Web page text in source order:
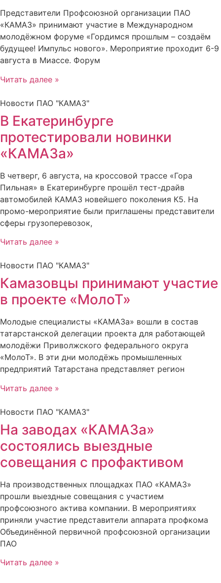
Представители Профсоюзной организации ПАО
«КАМАЗ» принимают участие в Международном
молодёжном форуме «Гордимся прошлым – создаём
будущее! Импульс нового». Мероприятие проходит 6-9
августа в Миассе. Форум
Читать далее »
Новости ПАО "КАМАЗ"
В Екатеринбурге
протестировали новинки
«КАМАЗа»
В четверг, 6 августа, на кроссовой трассе «Гора
Пильная» в Екатеринбурге прошёл тест-драйв
автомобилей КАМАЗ новейшего поколения К5. На
промо-мероприятие были приглашены представители
сферы грузоперевозок,
Читать далее »
Новости ПАО "КАМАЗ"
Камазовцы принимают участие
в проекте «МолоТ»
Молодые специалисты «КАМАЗа» вошли в состав
татарстанской делегации проекта для работающей
молодёжи Приволжского федерального округа
«МолоТ». В эти дни молодёжь промышленных
предприятий Татарстана представляет регион
Читать далее »
Новости ПАО "КАМАЗ"
На заводах «КАМАЗа»
состоялись выездные
совещания с профактивом
На производственных площадках ПАО «КАМАЗ»
прошли выездные совещания с участием
профсоюзного актива компании. В мероприятиях
приняли участие представители аппарата профкома
Объединённой первичной профсоюзной организации
ПАО
Читать далее »